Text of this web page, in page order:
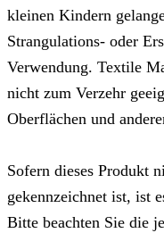
kleinen Kindern
Strangulations- oder
Verwendung. Textile
nicht zum Verzehr
Oberflächen und
Sofern dieses Produkt
gekennzeichnet ist, ist
Bitte beachten Sie die